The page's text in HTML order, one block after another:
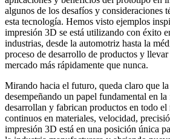
algunos de los desafíos y consideraciones
esta tecnología. Hemos visto ejemplos
impresión 3D se está utilizando con éxito
industrias, desde la automotriz hasta la
proceso de desarrollo de productos y
mercado más rápidamente que nunca.
Mirando hacia el futuro, queda claro que
desempeñando un papel fundamental en
desarrollan y fabrican productos en todo
continuos en materiales, velocidad,
impresión 3D está en una posición única